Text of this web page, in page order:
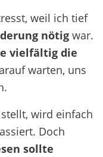
weil ich tief
nötig war.
vielfältig die
warten, uns
wird einfach
Doch
sollte